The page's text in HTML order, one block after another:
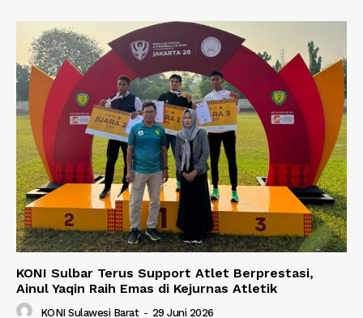
KONI Sulbar Terus Support Atlet Berprestasi,
Ainul Yaqin Raih Emas di Kejurnas Atletik
KONI Sulawesi Barat - 29 Juni 2026